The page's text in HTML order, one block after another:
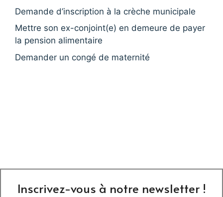
Demande d’inscription à la crèche municipale
Mettre son ex-conjoint(e) en demeure de payer
la pension alimentaire
Demander un congé de maternité
Inscrivez-vous à notre newsletter !